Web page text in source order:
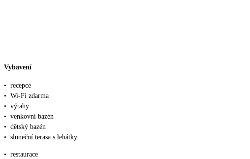
Vybavení
• recepce
• Wi-Fi zdarma
• výtahy
• venkovní bazén
• dětský bazén
• sluneční terasa s lehátky
• restaurace